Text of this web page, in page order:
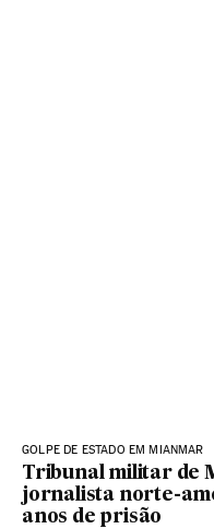
GOLPE DE ESTADO EM MIANMAR
Tribunal militar de
jornalista norte-
anos de prisão